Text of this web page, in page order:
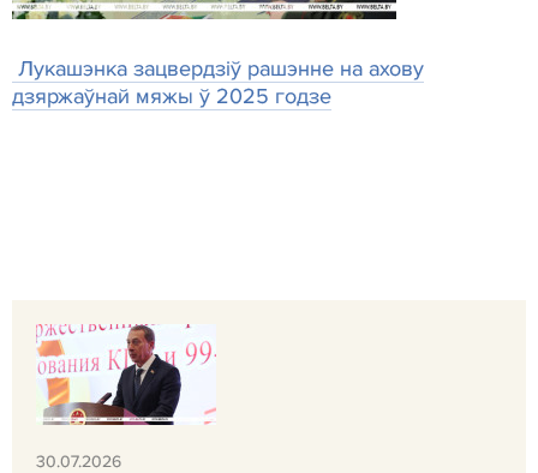
Лукашэнка зацвердзіў рашэнне на ахову
дзяржаўнай мяжы ў 2025 годзе
30.07.2026